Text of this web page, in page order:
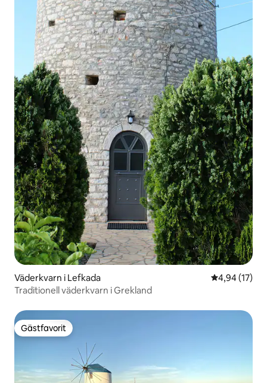
Väderkvarn i Lefkada 4,94 av 5 i
4,94 (17)
Traditionell väderkvarn i Grekland
Gästfavorit
Gästfavorit